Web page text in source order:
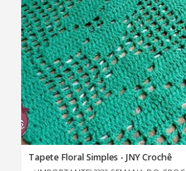
Tapete Floral Simples - JNY Crochê